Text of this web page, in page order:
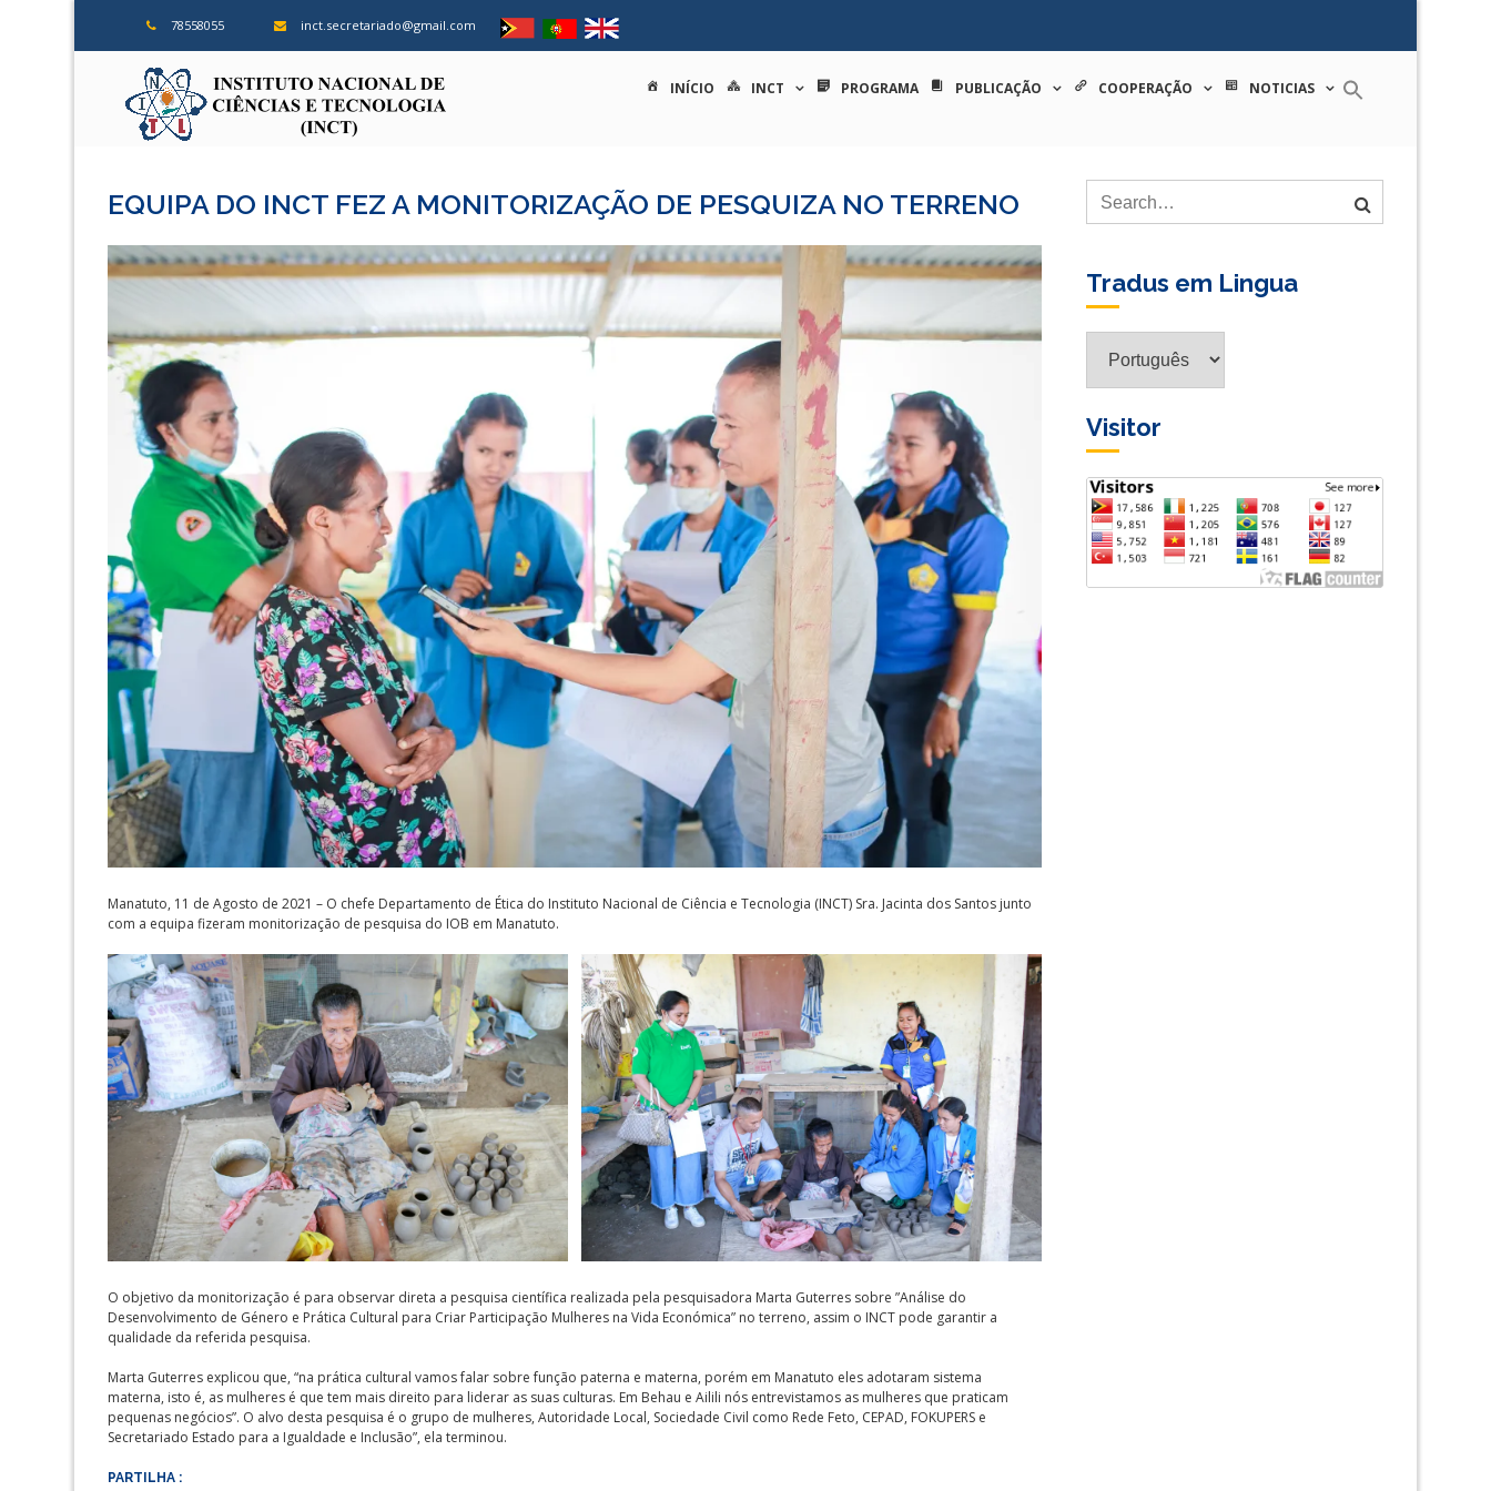
content
78558055 inct.secretariado@gmail.com
instituto nacional de ciências e tecnologia
INÍCIO INCT PROGRAMA PUBLICAÇÃO COOPERAÇÃO NOTICIAS
EQUIPA DO INCT FEZ A MONITORIZAÇÃO DE PESQUIZA NO TERRENO
Manatuto, 11 de Agosto de 2021 – O chefe Departamento de Ética do Instituto Nacional de Ciência e Tecnologia (INCT) Sra. Jacinta dos Santos junto
com a equipa fizeram monitorização de pesquisa do IOB em Manatuto.
O objetivo da monitorização é para observar direta a pesquisa científica realizada pela pesquisadora Marta Guterres sobre ”Análise do
Desenvolvimento de Género e Prática Cultural para Criar Participação Mulheres na Vida Económica” no terreno, assim o INCT pode garantir a
qualidade da referida pesquisa.
Marta Guterres explicou que, “na prática cultural vamos falar sobre função paterna e materna, porém em Manatuto eles adotaram sistema
materna, isto é, as mulheres é que tem mais direito para liderar as suas culturas. Em Behau e Ailili nós entrevistamos as mulheres que praticam
pequenas negócios”. O alvo desta pesquisa é o grupo de mulheres, Autoridade Local, Sociedade Civil como Rede Feto, CEPAD, FOKUPERS e
Secretariado Estado para a Igualdade e Inclusão”, ela terminou.
PARTILHA :
Tradus em Lingua
Visitor